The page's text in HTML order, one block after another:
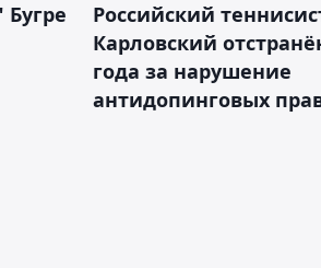
Российский
Карловский
года за нарушение
антидопинговых